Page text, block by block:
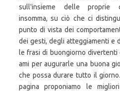
sull'insieme delle proprie
insomma, su ciò che ci
punto di vista dei
dei gesti, degli atteggiamenti e
le frasi di buongiorno divertenti
ami per augurarle una buona
che possa durare tutto il
pagina proponiamo le